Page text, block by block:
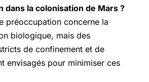
dans la colonisation de Mars ?
préoccupation concerne la
biologique, mais des
de confinement et de
envisagés pour minimiser ces